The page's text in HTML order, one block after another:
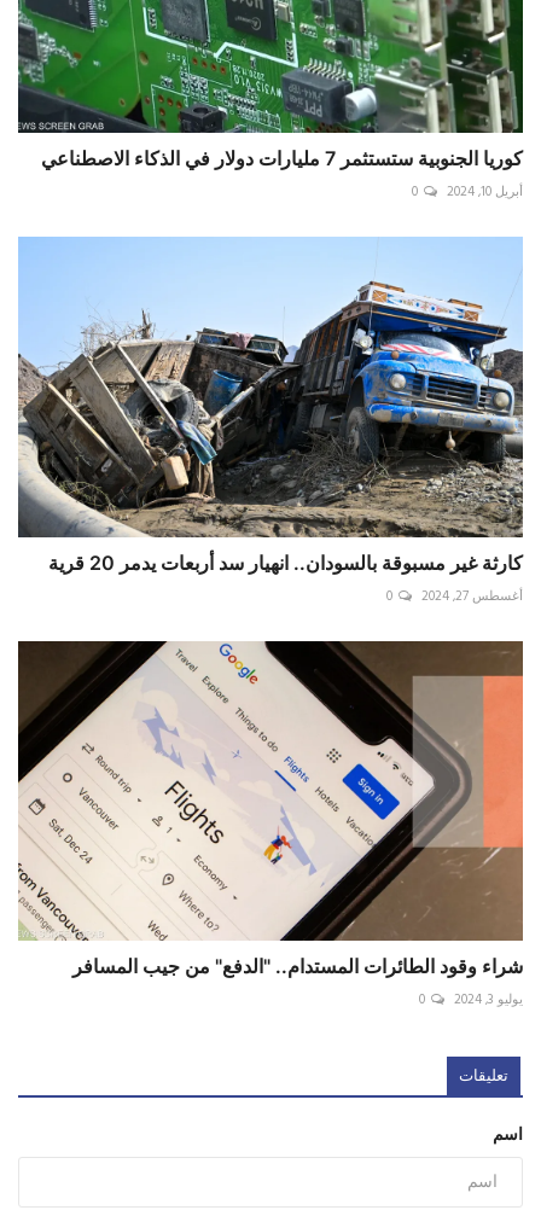
كوريا الجنوبية ستستثمر 7 مليارات دولار في الذكاء الاصطناعي
أبريل 10, 2024 0
كارثة غير مسبوقة بالسودان.. انهيار سد أربعات يدمر 20 قرية
أغسطس 27, 2024 0
شراء وقود الطائرات المستدام.. "الدفع" من جيب المسافر
يوليو 3, 2024 0
تعليقات
اسم